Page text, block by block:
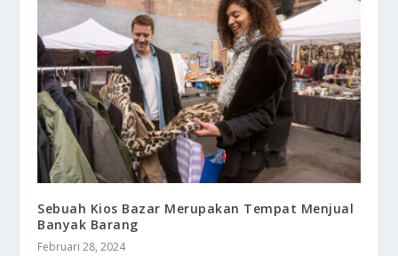
Sebuah Kios Bazar Merupakan Tempat Menjual
Banyak Barang
Februari 28, 2024